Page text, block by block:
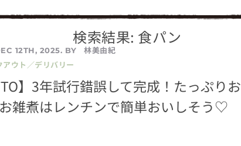
検索結果: 食パン
12TH, 2025. BY
林美由紀
ウト／デリバリー
】3年試行錯誤して完成！たっぷりお
雑煮はレンチンで簡単おいしそう♡